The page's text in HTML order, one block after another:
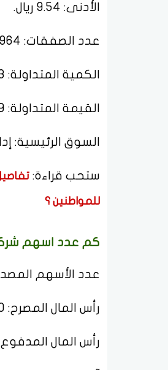
الأدنى: 9.54 ريال.
عدد الصفقات: 964 صفقة.
الكمية المتداولة: 458,293 سهم.
القيمة المتداولة: 4,431,596.09 ريال.
السوق الرئيسية:
ستحب قراءة:
للمواطنين ؟
كم عدد اسهم شركة
عدد الأسهم المصدرة:
رأس المال المصرح: 500,000,000 ريال.
رأس المال المدفوع: 500,000,000